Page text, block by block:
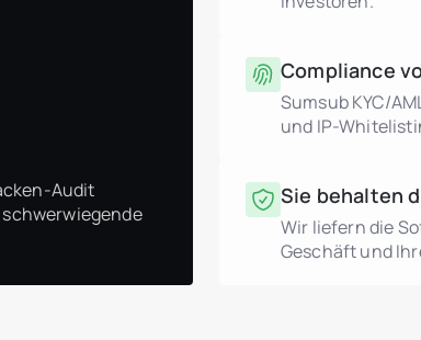
Audit
Compliance
Sumsub KYC/
und IP-
Sie behalten
Wir liefern die
Geschäft und